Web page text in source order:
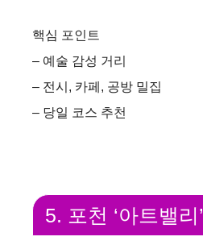
핵심 포인트
– 예술 감성 거리
– 전시, 카페, 공방 밀집
– 당일 코스 추천
5. 포천 ‘아트밸리’